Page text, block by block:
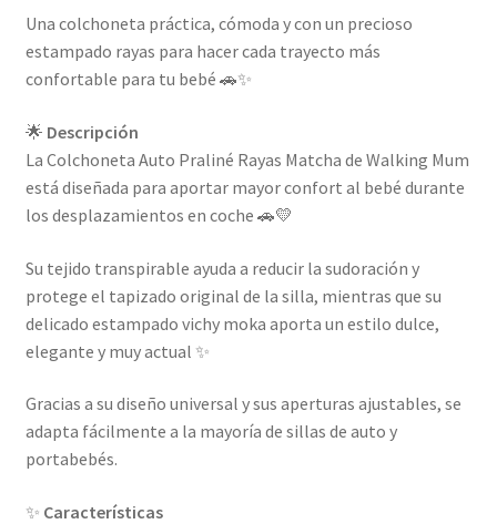
Una colchoneta práctica, cómoda y con un precioso
estampado rayas para hacer cada trayecto más
confortable para tu bebé 🚗✨
🌟 Descripción
La Colchoneta Auto Praliné Rayas Matcha de Walking Mum
está diseñada para aportar mayor confort al bebé durante
los desplazamientos en coche 🚗💛
Su tejido transpirable ayuda a reducir la sudoración y
protege el tapizado original de la silla, mientras que su
delicado estampado vichy moka aporta un estilo dulce,
elegante y muy actual ✨
Gracias a su diseño universal y sus aperturas ajustables, se
adapta fácilmente a la mayoría de sillas de auto y
portabebés.
✨ Características